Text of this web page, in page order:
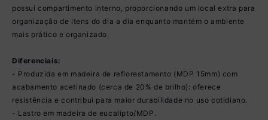
possui compartimento interno, proporcionando um local extra para
organização de itens do dia a dia enquanto mantém o ambiente
mais prático e organizado.
Diferenciais:
- Produzida em madeira de reflorestamento (MDP 15mm) com
acabamento acetinado (cerca de 20% de brilho): oferece
resistência e contribui para maior durabilidade no uso cotidiano.
- Lastro em madeira de eucalipto/MDP.